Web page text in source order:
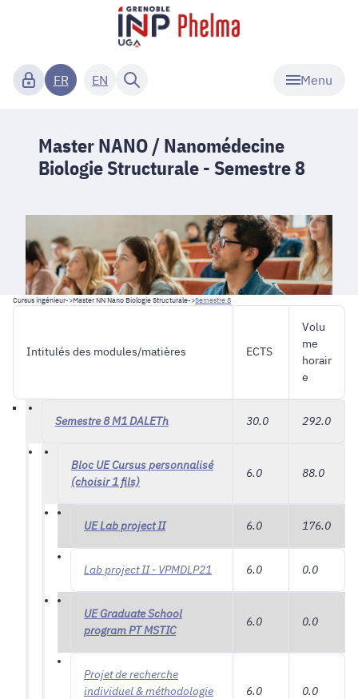
Menu
FR EN
Master NANO / Nanomédecine
Biologie Structurale - Semestre 8
Cursus ingénieur->Master NN Nano Biologie Structurale->Semestre 8
Intitulés des modules/matières ECTS
Volu
me
horair
e
Semestre 8 M1 DALETh 30.0 292.0
Bloc UE Cursus personnalisé
(choisir 1 fils)
6.0 88.0
UE Lab project II 6.0 176.0
Lab project II - VPMDLP21 6.0 0.0
UE Graduate School
program PT MSTIC
6.0 0.0
Projet de recherche
individuel & méthodologie
6.0 0.0